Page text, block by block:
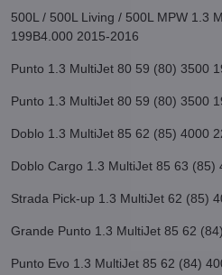
500L / 500L Living / 500L MPW 1.3
199B4.000 2015-2016
Punto 1.3 MultiJet 80 59 (80) 3500
Punto 1.3 MultiJet 80 59 (80) 3500
Doblo 1.3 MultiJet 85 62 (85) 4000
Doblo Cargo 1.3 MultiJet 85 63 (85)
Strada Pick-up 1.3 MultiJet 62 (85)
Grande Punto 1.3 MultiJet 85 62
Punto Evo 1.3 MultiJet 85 62 (84)